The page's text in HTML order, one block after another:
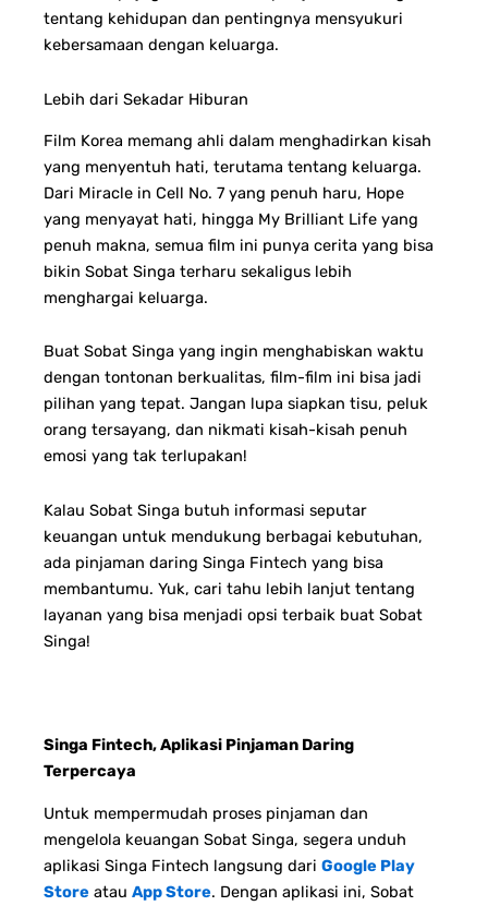
tentang kehidupan dan pentingnya mensyukuri
kebersamaan dengan keluarga.
Lebih dari Sekadar Hiburan
Film Korea memang ahli dalam menghadirkan kisah
yang menyentuh hati, terutama tentang keluarga.
Dari Miracle in Cell No. 7 yang penuh haru, Hope
yang menyayat hati, hingga My Brilliant Life yang
penuh makna, semua film ini punya cerita yang bisa
bikin Sobat Singa terharu sekaligus lebih
menghargai keluarga.
Buat Sobat Singa yang ingin menghabiskan waktu
dengan tontonan berkualitas, film-film ini bisa jadi
pilihan yang tepat. Jangan lupa siapkan tisu, peluk
orang tersayang, dan nikmati kisah-kisah penuh
emosi yang tak terlupakan!
Kalau Sobat Singa butuh informasi seputar
keuangan untuk mendukung berbagai kebutuhan,
ada pinjaman daring Singa Fintech yang bisa
membantumu. Yuk, cari tahu lebih lanjut tentang
layanan yang bisa menjadi opsi terbaik buat Sobat
Singa!
Singa Fintech, Aplikasi Pinjaman Daring
Terpercaya
Untuk mempermudah proses pinjaman dan
mengelola keuangan Sobat Singa, segera unduh
aplikasi Singa Fintech langsung dari Google Play
Store atau App Store. Dengan aplikasi ini, Sobat